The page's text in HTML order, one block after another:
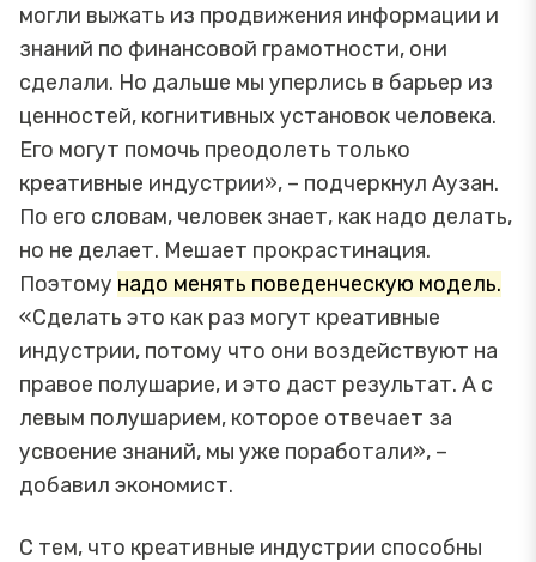
могли выжать из продвижения информации и
знаний по финансовой грамотности, они
сделали. Но дальше мы уперлись в барьер из
ценностей, когнитивных установок человека.
Его могут помочь преодолеть только
креативные индустрии», – подчеркнул Аузан.
По его словам, человек знает, как надо делать,
но не делает. Мешает прокрастинация.
Поэтому надо менять поведенческую модель.
«Сделать это как раз могут креативные
индустрии, потому что они воздействуют на
правое полушарие, и это даст результат. А с
левым полушарием, которое отвечает за
усвоение знаний, мы уже поработали», –
добавил экономист.
С тем, что креативные индустрии способны